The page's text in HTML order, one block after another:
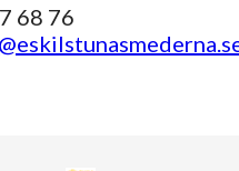
68 76